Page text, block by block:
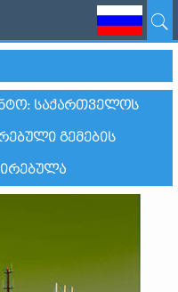
ᲡᲐᲥᲐᲠᲗᲕᲔᲚᲝᲡ
ᲒᲔᲛᲔᲑᲘᲡ